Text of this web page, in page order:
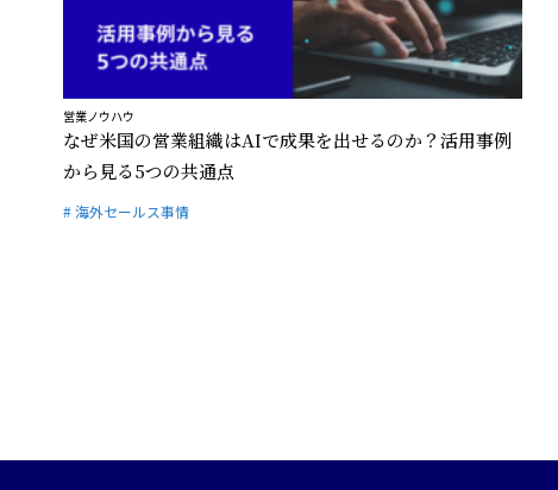
営業ノウハウ
なぜ米国の営業組織はAIで成果を出せるのか？活用事例
から見る5つの共通点
# 海外セールス事情